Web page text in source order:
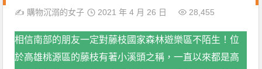
✍️ 購物沉溺的女子 2021 年 4 月 26 日 28,455
相信南部的朋友一定對藤枝國家森林遊樂區不陌生！位
於高雄桃源區的藤枝有著小溪頭之稱，一直以來都是高